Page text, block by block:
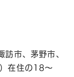
市、茅野市、
在住の18～